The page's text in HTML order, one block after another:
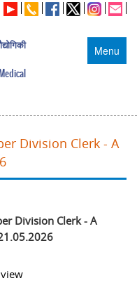
Menu
Division Clerk - A
Division Clerk - A